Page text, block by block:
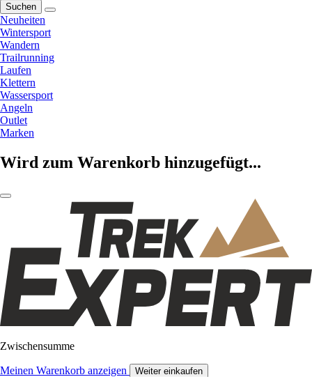
Suchen
Neuheiten
Wintersport
Wandern
Trailrunning
Laufen
Klettern
Wassersport
Angeln
Outlet
Marken
Wird zum Warenkorb hinzugefügt...
Zwischensumme
Meinen Warenkorb anzeigen Weiter einkaufen